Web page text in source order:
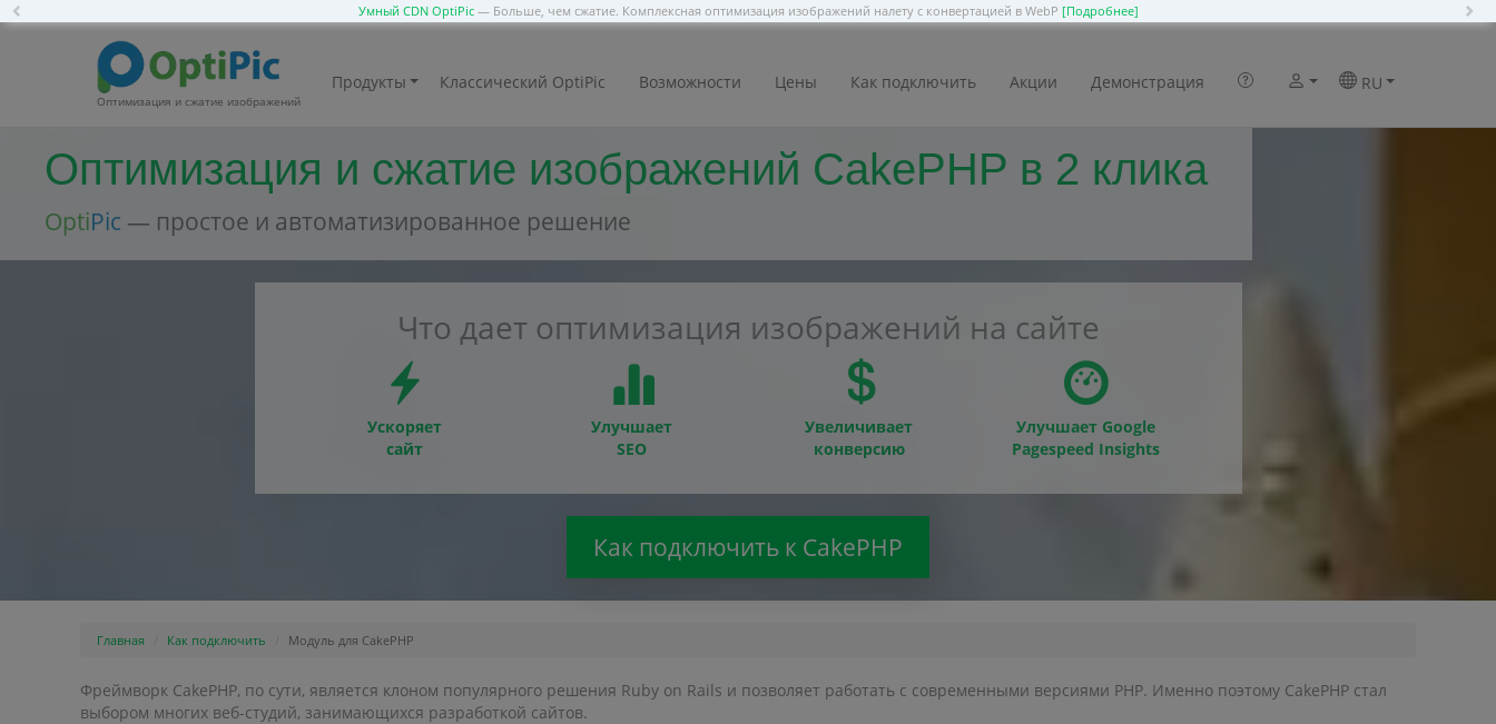
Умный CDN OptiPic— Больше, чем сжатие. Комплексная оптимизация изображений налету с конвертацией в WebP [Подробнее]
Оптимизация и сжатие изображений
Продукты Классический OptiPic Возможности Цены Как подключить Акции Демонстрация RU
Оптимизация и сжатие изображений CakePHP в 2 клика
OptiPic — простое и автоматизированное решение
Что дает оптимизация изображений на сайте
Ускоряет
сайт
Улучшает
SEO
Увеличивает
конверсию
Улучшает Google
Pagespeed Insights
Как подключить к CakePHP
Главная Как подключить Модуль для CakePHP
Фреймворк CakePHP, по сути, является клоном популярного решения Ruby on Rails и позволяет работать с современными версиями PHP. Именно поэтому CakePHP стал
выбором многих веб-студий, занимающихся разработкой сайтов.